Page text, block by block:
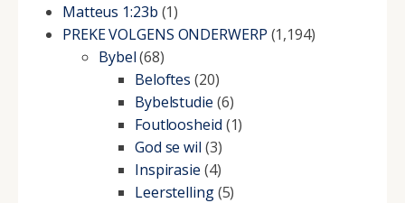
Matteus 1:23b (1)
PREKE VOLGENS ONDERWERP (1,194)
Bybel(68)
Beloftes (20)
Bybelstudie (6)
Foutloosheid (1)
God se wil (3)
Inspirasie (4)
Leerstelling(5)